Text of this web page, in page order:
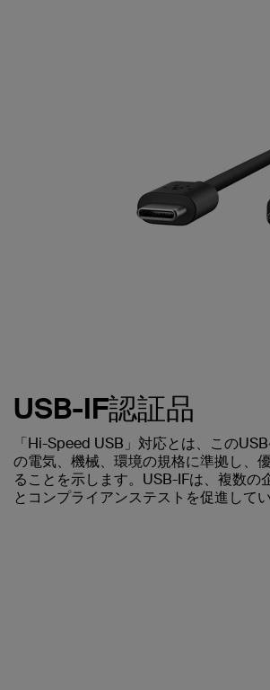
USB-IF認証品
「Hi-Speed USB」対応とは、この
の電気、機械、環境の規格に準拠し、
ることを示します。USB-IFは、複数
とコンプライアンステストを促進してい